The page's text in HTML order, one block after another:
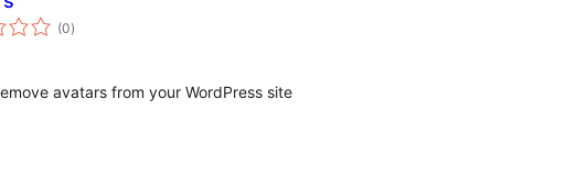
(0загальний
рейтинг
)
avatars from your WordPress site